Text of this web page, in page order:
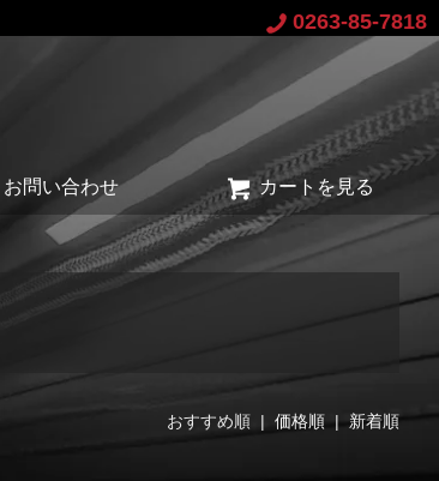
0263-85-7818
お問い合わせ カートを見る
おすすめ順 | 価格順|新着順